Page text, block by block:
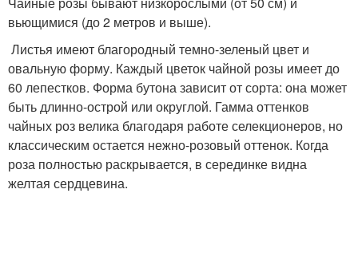
вьющимися (до 2 метров и выше).
Листья имеют благородный темно-зеленый цвет и
овальную форму. Каждый цветок чайной розы имеет до
60 лепестков. Форма бутона зависит от сорта: она может
быть длинно-острой или округлой. Гамма оттенков
чайных роз велика благодаря работе селекционеров, но
классическим остается нежно-розовый оттенок. Когда
роза полностью раскрывается, в серединке видна
желтая сердцевина.